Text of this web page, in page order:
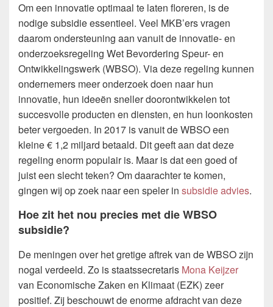
Om een innovatie optimaal te laten floreren, is de
nodige subsidie essentieel. Veel MKB’ers vragen
daarom ondersteuning aan vanuit de innovatie- en
onderzoeksregeling Wet Bevordering Speur- en
Ontwikkelingswerk (WBSO). Via deze regeling kunnen
ondernemers meer onderzoek doen naar hun
innovatie, hun ideeën sneller doorontwikkelen tot
succesvolle producten en diensten, en hun loonkosten
beter vergoeden. In 2017 is vanuit de WBSO een
kleine € 1,2 miljard betaald. Dit geeft aan dat deze
regeling enorm populair is. Maar is dat een goed of
juist een slecht teken? Om daarachter te komen,
gingen wij op zoek naar een speler in subsidie advies.
Hoe zit het nou precies met die WBSO
subsidie?
De meningen over het gretige aftrek van de WBSO zijn
nogal verdeeld. Zo is staatssecretaris Mona Keijzer
van Economische Zaken en Klimaat (EZK) zeer
positief. Zij beschouwt de enorme afdracht van deze